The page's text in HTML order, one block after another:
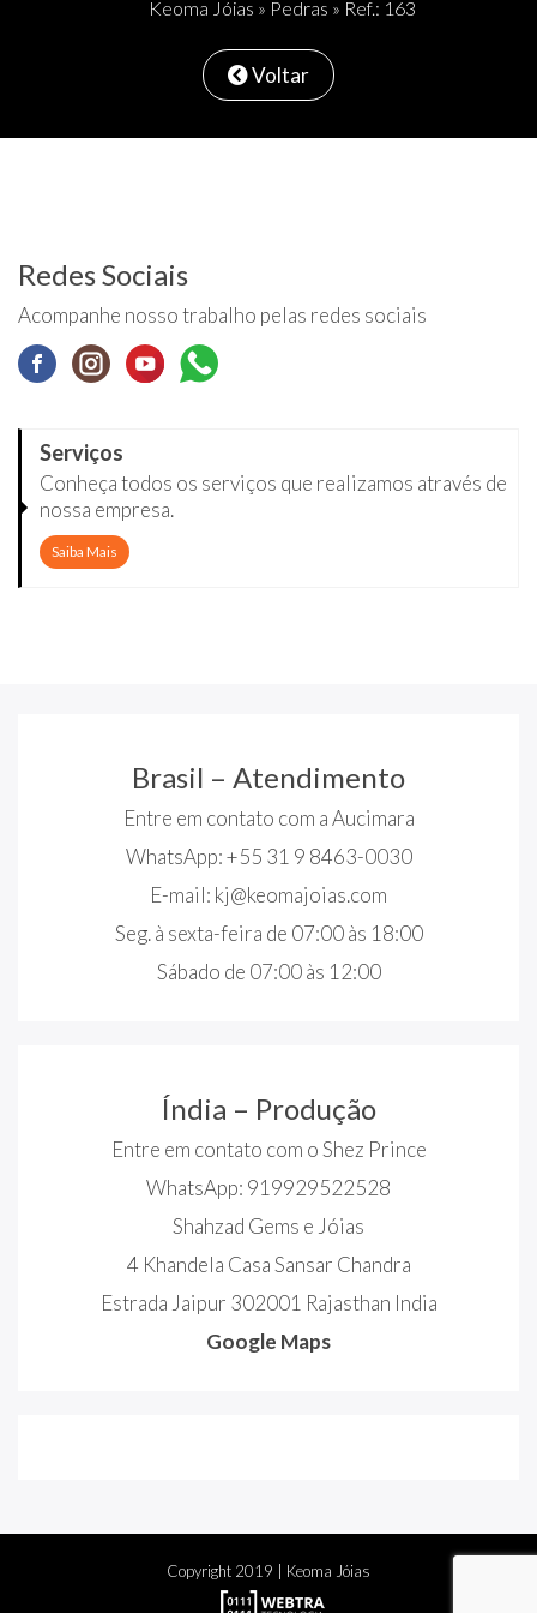
Keoma Jóias » Pedras » Ref.: 163
Voltar
Redes Sociais
Acompanhe nosso trabalho pelas redes sociais
Serviços
Conheça todos os serviços que realizamos através de
nossa empresa.
Saiba Mais
Brasil – Atendimento
Entre em contato com a Aucimara
WhatsApp: +55 31 9 8463-0030
E-mail: kj@keomajoias.com
Seg. à sexta-feira de 07:00 às 18:00
Sábado de 07:00 às 12:00
Índia – Produção
Entre em contato com o Shez Prince
WhatsApp: 919929522528
Shahzad Gems e Jóias
4 Khandela Casa Sansar Chandra
Estrada Jaipur 302001 Rajasthan India
Google Maps
Copyright 2019 | Keoma Jóias